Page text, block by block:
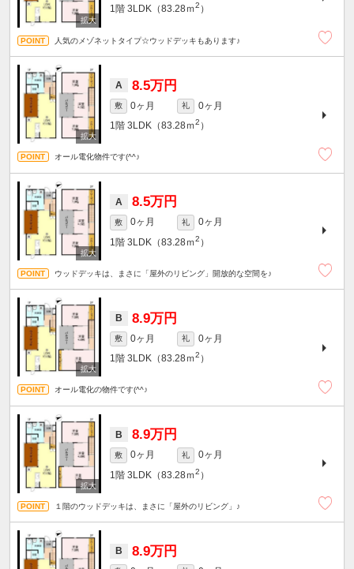
1階 3LDK（83.28ｍ2 ）
人気のメゾネットタイプ☆ウッドデッキもあります♪
A 8.5万円
敷 0ヶ月 礼
0ヶ月
1階 3LDK（83.28ｍ2 ）
オール電化物件です(^^♪
A 8.5万円
敷 0ヶ月 礼
0ヶ月
1階 3LDK（83.28ｍ2 ）
ウッドデッキは、まさに「屋外のリビング」開放的な空間を♪
B 8.9万円
敷 0ヶ月 礼
0ヶ月
1階 3LDK（83.28ｍ2 ）
オール電化の物件です(^^♪
B 8.9万円
敷 0ヶ月 礼
0ヶ月
1階 3LDK（83.28ｍ2 ）
１階のウッドデッキは、まさに「屋外のリビング」♪
B 8.9万円